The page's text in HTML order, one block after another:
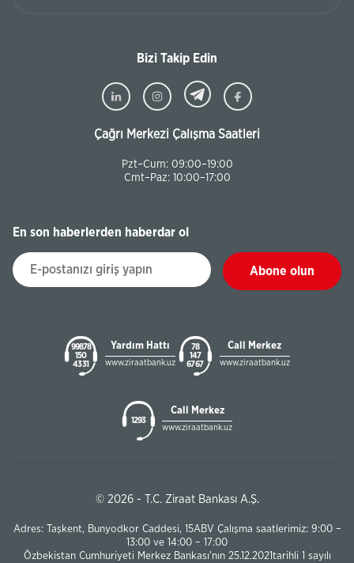
Bizi Takip Edin
Çağrı Merkezi Çalışma Saatleri
Pzt–Cum: 09:00–19:00
Cmt–Paz: 10:00–17:00
En son haberlerden haberdar ol
Abone olun
99878
150
43 31
Yardım Hattı
www.ziraatbank.uz
78
147
67 67
Call Merkez
www.ziraatbank.uz
1293
Call Merkez
www.ziraatbank.uz
© 2026 - T.C. Ziraat Bankası A.Ş.
Adres: Taşkent, Bunyodkor Caddesi, 15ABV Çalışma saatlerimiz: 9:00 –
13:00 ve 14:00 – 17:00
Özbekistan Cumhuriyeti Merkez Bankası’nın 25.12.2021tarihli 1 sayılı